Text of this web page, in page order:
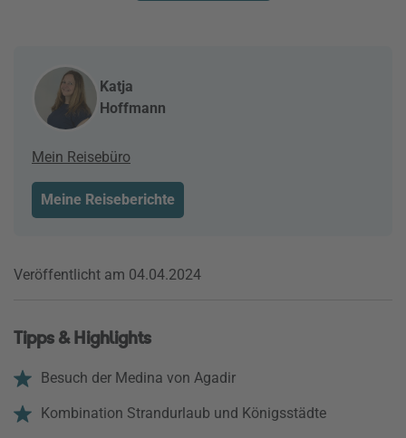
Katja
Hoffmann
Mein Reisebüro
Meine Reiseberichte
Veröffentlicht am 04.04.2024
Tipps & Highlights
Besuch der Medina von Agadir
Kombination Strandurlaub und Königsstädte